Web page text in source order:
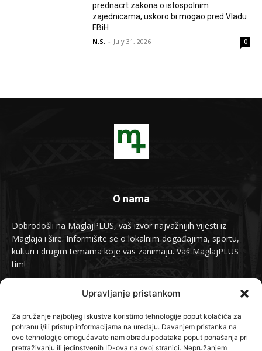
Upravljanje pristankom
Za pružanje najboljeg iskustva koristimo tehnologije poput kolačića za
pohranu i/ili pristup informacijama na uređaju. Davanjem pristanka na
ove tehnologije omogućavate nam obradu podataka poput ponašanja pri
pretraživanju ili jedinstvenih ID-ova na ovoj stranici. Nepružanjem
prednacrt zakona o istospolnim
zajednicama, uskoro bi mogao pred Vladu
FBiH
N.S. - July 31, 2026 0
O nama
Dobrodošli na MaglajPLUS, vaš izvor najvažnijih vijesti iz
Maglaja i šire. Informišite se o lokalnim događajima, sportu,
kulturi i drugim temama koje vas zanimaju. Vaš MaglajPLUS
tim!
info@maglajplus.ba
Pratite nas na